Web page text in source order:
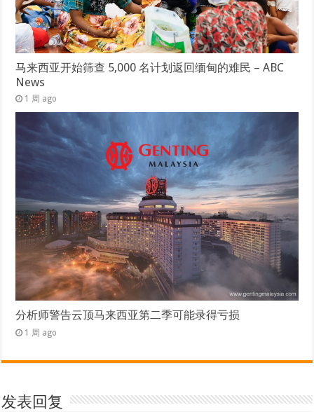
马来西亚开始筛查 5,000 名计划返回缅甸的难民 – ABC
News
1 周 ago
分析师警告云顶马来西亚第二季可能录得亏损
1 周 ago
发表回复